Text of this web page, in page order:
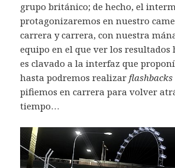
grupo británico; de hecho, el
protagonizaremos en nuestro
carrera y carrera, con nuestra
equipo en el que ver los resultados
es clavado a la interfaz que
hasta podremos realizarflashbacks
pifiemos en carrera para volver
tiempo…